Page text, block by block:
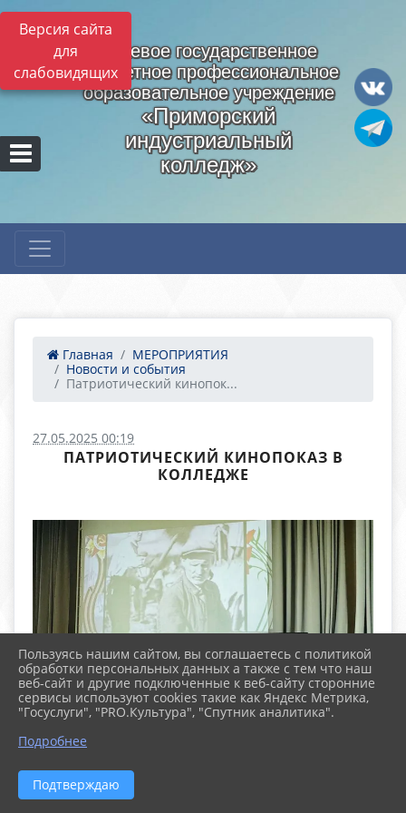
Версия сайта
для
слабовидящих
Краевое государственное
бюджетное профессиональное
образовательное учреждение
«Приморский
индустриальный
колледж»
Главная
МЕРОПРИЯТИЯ
Новости и события
Патриотический кинопок...
27.05.2025 00:19
ПАТРИОТИЧЕСКИЙ КИНОПОКАЗ В
КОЛЛЕДЖЕ
Пользуясь нашим сайтом, вы соглашаетесь с политикой
обработки персональных данных а также с тем что наш
веб-сайт и другие подключенные к веб-сайту сторонние
сервисы используют cookies такие как Яндекс Метрика,
"Госуслуги", "PRO.Культура", "Спутник аналитика".
Подробнее
Подтверждаю